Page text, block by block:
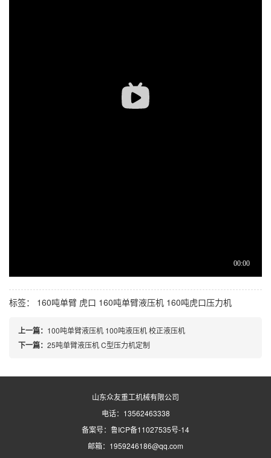
标签： 160吨单臂 虎口 160吨单臂液压机 160吨虎口压力机
上一篇： 100吨单臂液压机 100吨液压机 校正液压机
下一篇： 25吨单臂液压机 C型压力机定制
山东众友重工机械有限公司
电话：13562463338
备案号： 鲁ICP备11027535号-14
邮箱：1959246186@qq.com